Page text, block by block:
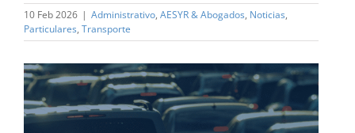
10 Feb 2026 | Administrativo, AESYR & Abogados, Noticias,
Particulares, Transporte
Ver
imagen
más
grande